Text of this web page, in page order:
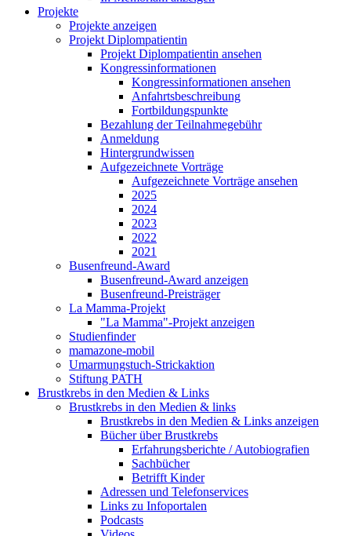
Projekte
Projekte anzeigen
Projekt Diplompatientin
Projekt Diplompatientin ansehen
Kongressinformationen
Kongressinformationen ansehen
Anfahrtsbeschreibung
Fortbildungspunkte
Bezahlung der Teilnahmegebühr
Anmeldung
Hintergrundwissen
Aufgezeichnete Vorträge
Aufgezeichnete Vorträge ansehen
2025
2024
2023
2022
2021
Busenfreund-Award
Busenfreund-Award anzeigen
Busenfreund-Preisträger
La Mamma-Projekt
"La Mamma"-Projekt anzeigen
Studienfinder
mamazone-mobil
Umarmungstuch-Strickaktion
Stiftung PATH
Brustkrebs in den Medien & Links
Brustkrebs in den Medien & links
Brustkrebs in den Medien & Links anzeigen
Bücher über Brustkrebs
Erfahrungsberichte / Autobiografien
Sachbücher
Betrifft Kinder
Adressen und Telefonservices
Links zu Infoportalen
Podcasts